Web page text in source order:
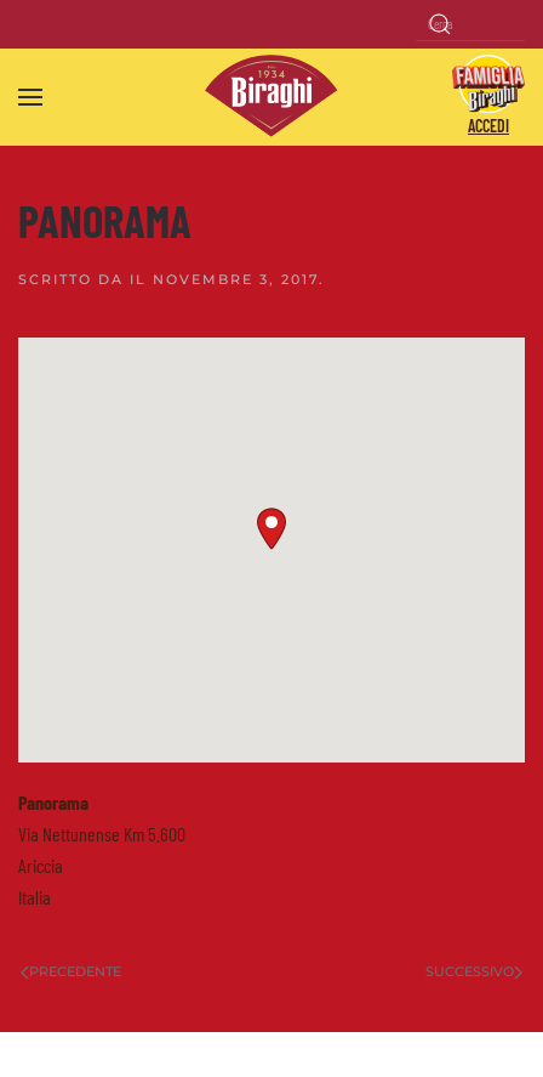
Skip to main content
ACCEDI
PANORAMA
SCRITTO DA IL NOVEMBRE 3, 2017.
Panorama
Via Nettunense Km 5.600
Ariccia
Italia
PRECEDENTE SUCCESSIVO